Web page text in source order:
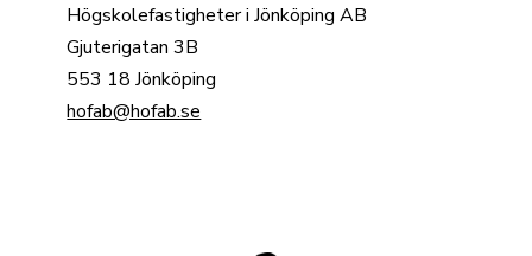
Högskolefastigheter i Jönköping AB
Gjuterigatan 3B
553 18 Jönköping
hofab@hofab.se